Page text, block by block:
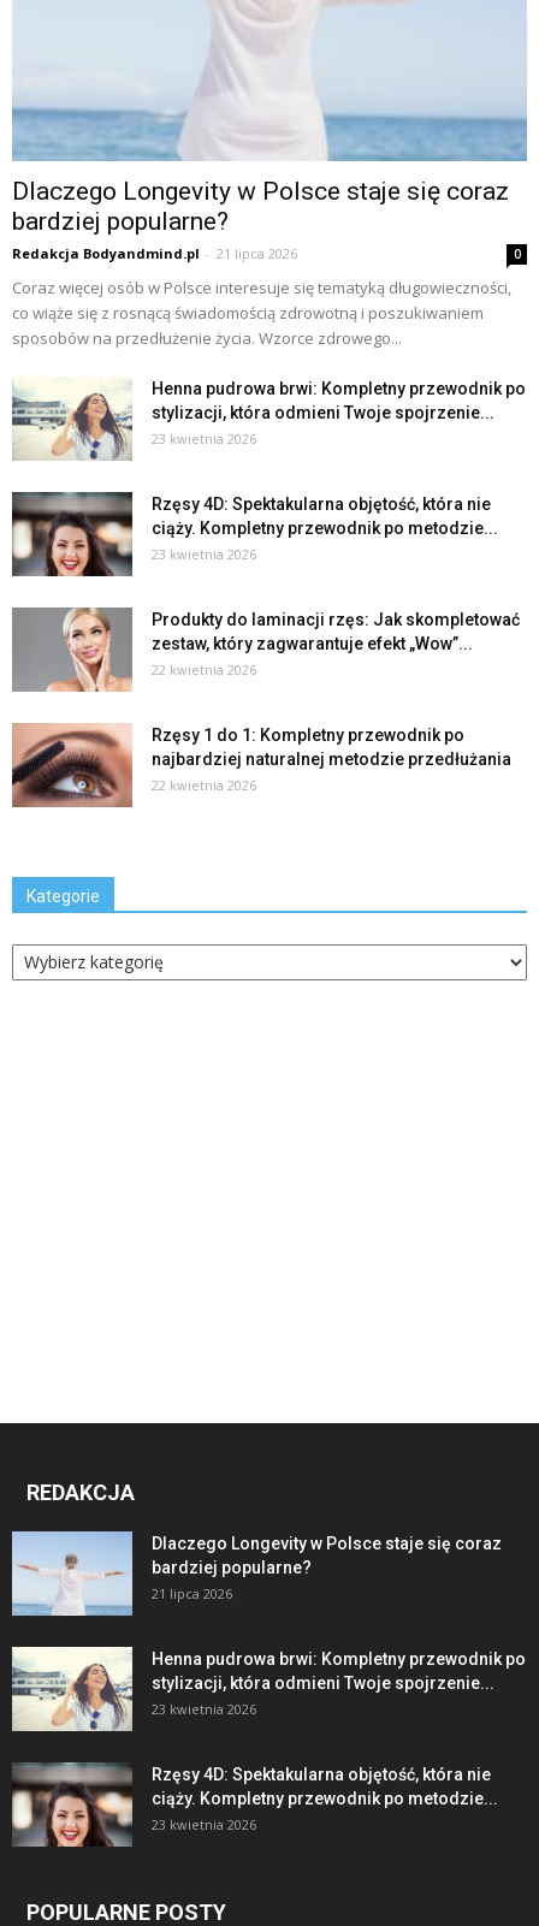
Dlaczego Longevity w Polsce staje się coraz
bardziej popularne?
Redakcja Bodyandmind.pl - 21 lipca 2026 0
Coraz więcej osób w Polsce interesuje się tematyką długowieczności,
co wiąże się z rosnącą świadomością zdrowotną i poszukiwaniem
sposobów na przedłużenie życia. Wzorce zdrowego...
Henna pudrowa brwi: Kompletny przewodnik po
stylizacji, która odmieni Twoje spojrzenie...
23 kwietnia 2026
Rzęsy 4D: Spektakularna objętość, która nie
ciąży. Kompletny przewodnik po metodzie...
23 kwietnia 2026
Produkty do laminacji rzęs: Jak skompletować
zestaw, który zagwarantuje efekt „Wow”...
22 kwietnia 2026
Rzęsy 1 do 1: Kompletny przewodnik po
najbardziej naturalnej metodzie przedłużania
22 kwietnia 2026
Kategorie
Kategorie
REDAKCJA
Dlaczego Longevity w Polsce staje się coraz
bardziej popularne?
21 lipca 2026
Henna pudrowa brwi: Kompletny przewodnik po
stylizacji, która odmieni Twoje spojrzenie...
23 kwietnia 2026
Rzęsy 4D: Spektakularna objętość, która nie
ciąży. Kompletny przewodnik po metodzie...
23 kwietnia 2026
POPULARNE POSTY